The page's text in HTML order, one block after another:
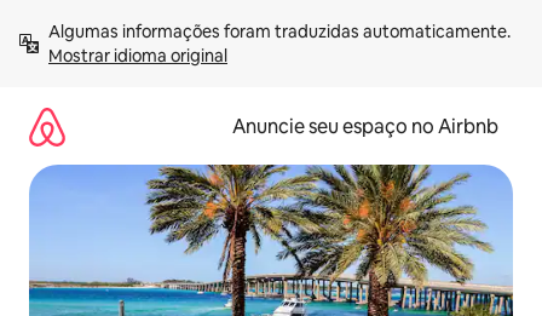
para
Mostrar idioma original
Anuncie seu espaço no Airbnb